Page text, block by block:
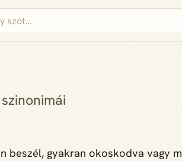
szinonimái
beszél, gyakran okoskodva vagy